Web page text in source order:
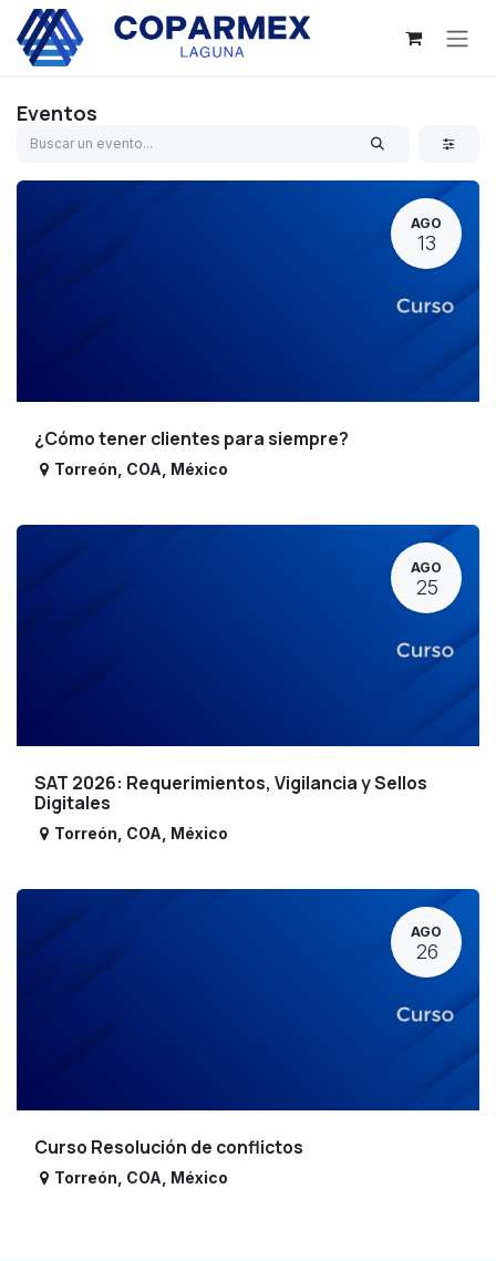
Ir al contenido
Eventos
AGO
13
¿Cómo tener clientes para siempre?
Torreón COA México
AGO
25
SAT 2026: Requerimientos, Vigilancia y Sellos
Digitales
Torreón COA México
AGO
26
Curso Resolución de conflictos
Torreón COA México